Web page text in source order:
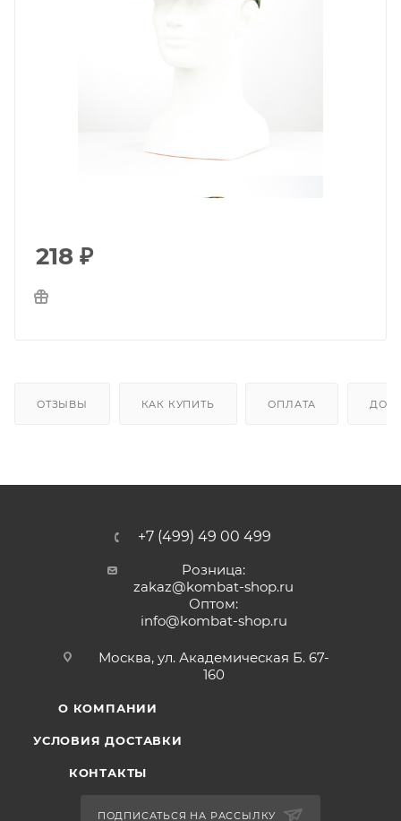
218 ₽
ОТЗЫВЫ КАК КУПИТЬ ОПЛАТА
+7 (499) 49 00 499
Розница:
zakaz@kombat-shop.ru
Оптом:
info@kombat-shop.ru
Москва, ул. Академическая Б. 67-
160
О КОМПАНИИ
УСЛОВИЯ ДОСТАВКИ
КОНТАКТЫ
ПОДПИСАТЬСЯ НА РАССЫЛКУ